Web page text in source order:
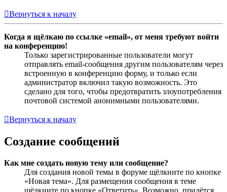
Вернуться к началу
Когда я щёлкаю по ссылке «email», от меня требуют войти
на конференцию!
Только зарегистрированные пользователи могут
отправлять email-сообщения другим пользователям через
встроенную в конференцию форму, и только если
администратор включил такую возможность. Это
сделано для того, чтобы предотвратить злоупотребления
почтовой системой анонимными пользователями.
Вернуться к началу
Создание сообщений
Как мне создать новую тему или сообщение?
Для создания новой темы в форуме щёлкните по кнопке
«Новая тема». Для размещения сообщения в теме
щёлкните по кнопке «Ответить». Возможно, придётся